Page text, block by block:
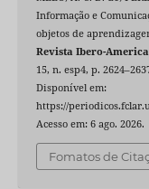
Informação e
objetos de
Revista Ibero-
15, n. esp4, p.
Disponível em:
https://
Acesso em: 6 ago. 2026.
Fomatos de